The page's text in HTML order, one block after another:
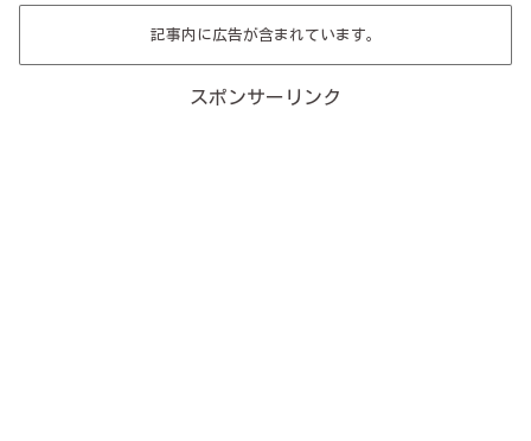
記事内に広告が含まれています。
スポンサーリンク